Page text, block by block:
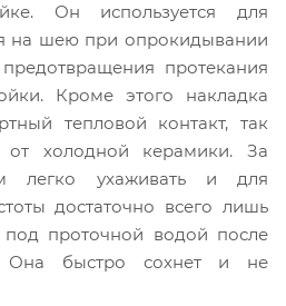
Он используется для
на шею при опрокидывании
протекания
Кроме этого накладка
тепловой контакт, так
холодной керамики. За
легко ухаживать и для
достаточно всего лишь
под проточной водой после
Она быстро сохнет и не